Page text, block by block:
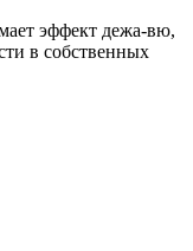
эффект дежа-вю,
в собственных